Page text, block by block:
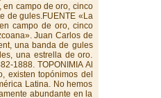
en campo de oro, cinco
de gules.FUENTE «La
campo de oro, cinco
Juan Carlos de
una banda de gules
una estrella de oro.
1888. TOPONIMIA Al
existen topónimos del
Latina. No hemos
abundante en la